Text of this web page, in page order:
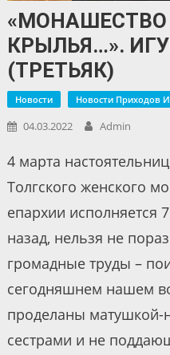
КРЫЛЬЯ…».
(ТРЕТЬЯК)
Новости Новости Приходов
04.03.2022 Admin
4 марта
Толгского женского
епархии исполняется
назад, нельзя не
громадные труды –
сегодняшнем нашем
проделаны матушкой-
сестрами и не